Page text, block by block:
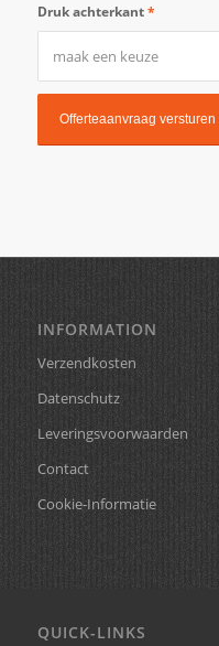
Druk achterkant*
INFORMATION
Verzendkosten
Datenschutz
Leveringsvoorwaarden
Contact
Cookie-Informatie
QUICK-LINKS